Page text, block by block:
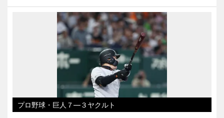
プロ野球・巨人７―３ヤクルト